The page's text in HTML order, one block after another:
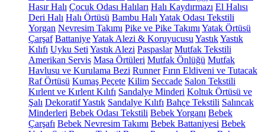
Hasır Halı Çocuk Odası Halıları Halı Kaydırmazı El Halısı
Deri Halı Halı Örtüsü Bambu Halı Yatak Odası Tekstili
Yorgan Nevresim Takımı Pike ve Pike Takımı Yatak Örtüsü
Çarşaf BattaniyeYatak Alezi & Koruyucusu YastıkYastık
Kılıfı Uyku Seti Yastık Alezi Paspaslar Mutfak Tekstili
Amerikan Servis Masa Örtüleri Mutfak Önlüğü Mutfak
Havlusu ve Kurulama Bezi Runner Fırın Eldiveni ve Tutacak
Raf Örtüsü Kumaş Peçete Kilim Seccade Salon Tekstili
Kırlent ve Kırlent Kılıfı Sandalye Minderi Koltuk Örtüsü ve
Şalı Dekoratif Yastık Sandalye Kılıfı Bahçe Tekstili Salıncak
Minderleri Bebek Odası Tekstili Bebek Yorganı Bebek
Çarşafı Bebek Nevresim Takımı Bebek Battaniyesi Bebek